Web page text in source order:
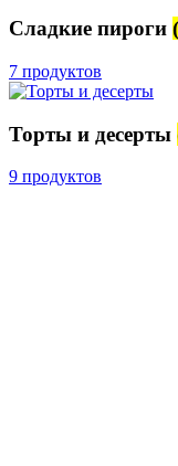
Сладкие пироги
7 продуктов
Торты и десерты
9 продуктов